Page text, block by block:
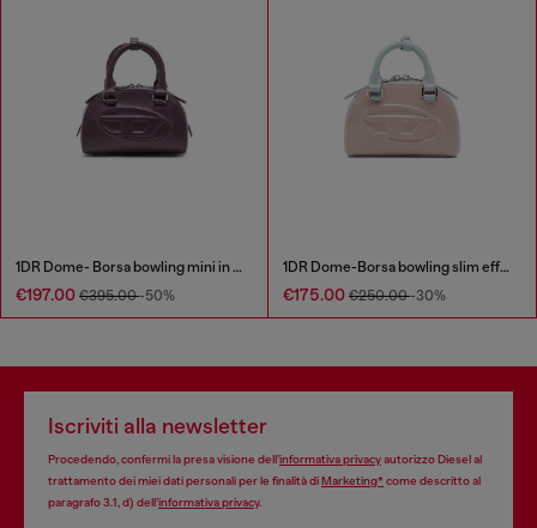
1DR Dome- Borsa bowling mini in pelle
€197.00 €395.00-50%
1DR Dome-Borsa bowling slim effetto naplak
€175.00 €250.00-30%
Iscriviti alla newsletter
Procedendo, confermi la presa visione dell’informativa privacyautorizzo Diesel al
trattamento dei miei dati personali per le finalità diMarketing*come descritto al
paragrafo 3.1, d) dell’informativa privacy.